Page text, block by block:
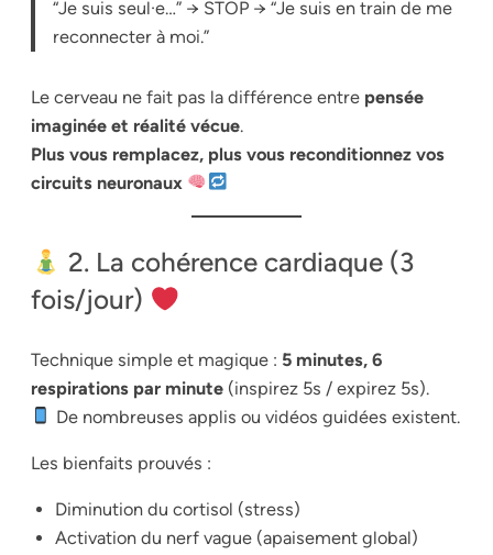
“Je suis seul·e…” → STOP → “Je suis en train de me
reconnecter à moi.”
Le cerveau ne fait pas la différence entre pensée
imaginée et réalité vécue.
Plus vous remplacez, plus vous reconditionnez vos
circuits neuronaux
2. La cohérence cardiaque (3
fois/jour)
Technique simple et magique : 5 minutes, 6
respirations par minute (inspirez 5s / expirez 5s).
De nombreuses applis ou vidéos guidées existent.
Les bienfaits prouvés :
Diminution du cortisol (stress)
Activation du nerf vague (apaisement global)